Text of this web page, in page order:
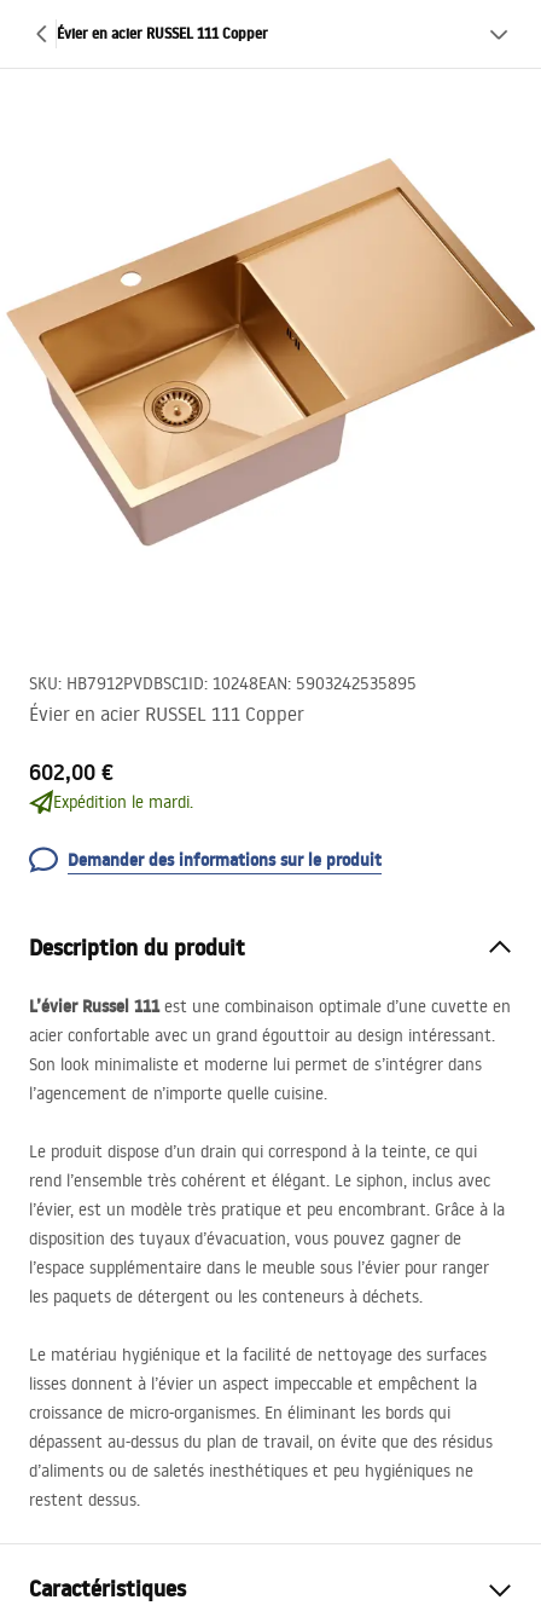
Évier en acier RUSSEL 111 Copper
SKU: HB7912PVDBSC1ID: 10248EAN: 5903242535895
Évier en acier RUSSEL 111 Copper
602,00 €
Expédition le mardi.
Demander des informations sur le produit
Description du produit
L’évier Russel 111est une combinaison optimale d’une cuvette en
acier confortable avec un grand égouttoir au design intéressant.
Son look minimaliste et moderne lui permet de s’intégrer dans
l’agencement de n’importe quelle cuisine.
Le produit dispose d’un drain qui correspond à la teinte, ce qui
rend l’ensemble très cohérent et élégant. Le siphon, inclus avec
l’évier, est un modèle très pratique et peu encombrant. Grâce à la
disposition des tuyaux d’évacuation, vous pouvez gagner de
l’espace supplémentaire dans le meuble sous l’évier pour ranger
les paquets de détergent ou les conteneurs à déchets.
Le matériau hygiénique et la facilité de nettoyage des surfaces
lisses donnent à l’évier un aspect impeccable et empêchent la
croissance de micro-organismes. En éliminant les bords qui
dépassent au-dessus du plan de travail, on évite que des résidus
d’aliments ou de saletés inesthétiques et peu hygiéniques ne
restent dessus.
Caractéristiques